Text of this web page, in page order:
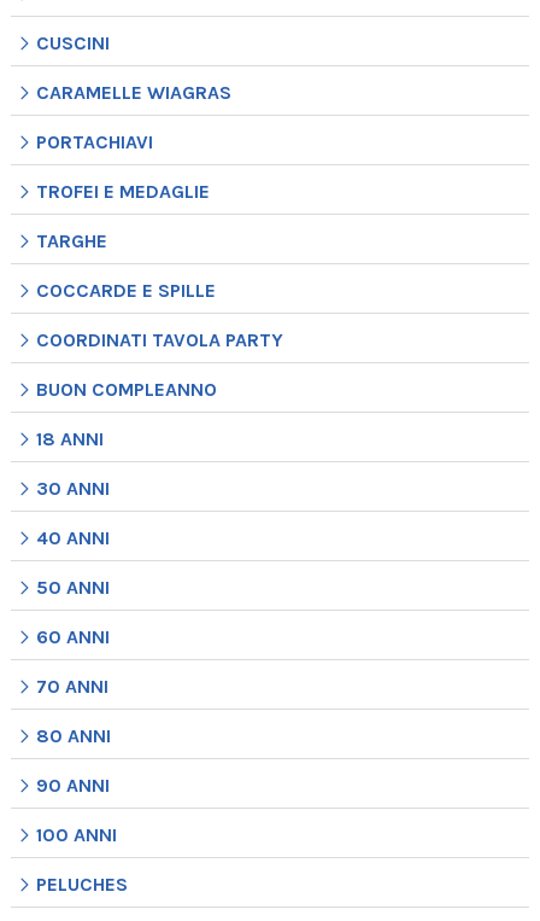
CUSCINI
CARAMELLE WIAGRAS
PORTACHIAVI
TROFEI E MEDAGLIE
TARGHE
COCCARDE E SPILLE
COORDINATI TAVOLA PARTY
BUON COMPLEANNO
18 ANNI
30 ANNI
40 ANNI
50 ANNI
60 ANNI
70 ANNI
80 ANNI
90 ANNI
100 ANNI
PELUCHES